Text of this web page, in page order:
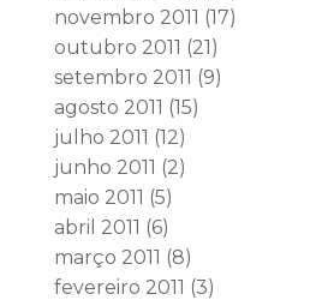
novembro 2011 (17)
outubro 2011 (21)
setembro 2011 (9)
agosto 2011 (15)
julho 2011 (12)
junho 2011 (2)
maio 2011 (5)
abril 2011 (6)
março 2011 (8)
fevereiro 2011 (3)